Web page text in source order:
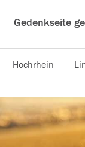
Gedenkseite
Hochrhein